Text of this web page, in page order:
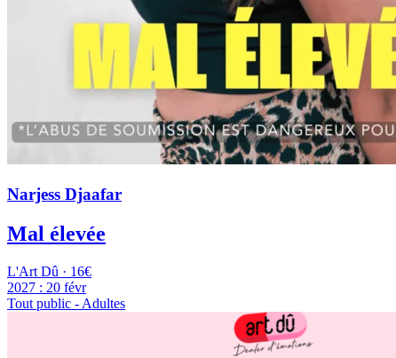
Narjess Djaafar
Mal élevée
L'Art Dû · 16€
2027 : 20 févr
Tout public - Adultes